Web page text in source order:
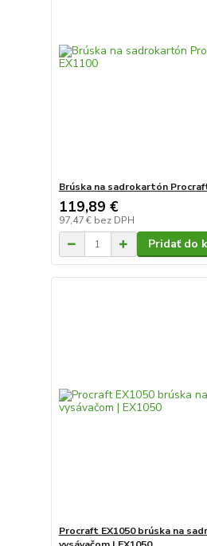
Brúska na sadrokartón
119,89 €
97,47 € bez DPH
Pridať do
Procraft EX1050 brúska na